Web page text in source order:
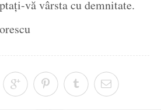
vă vârsta cu demnitate.